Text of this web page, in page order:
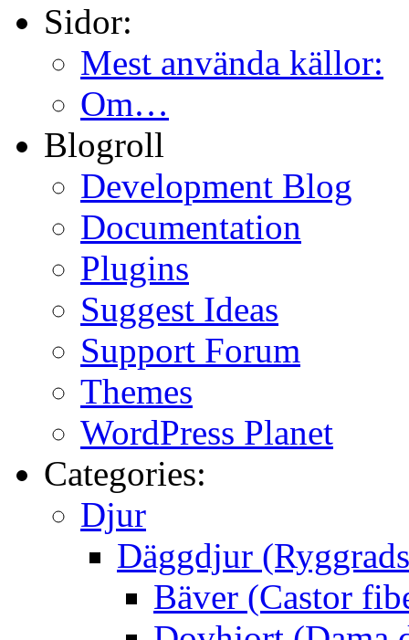
Sidor:
Mest använda källor:
Om…
Blogroll
Development Blog
Documentation
Plugins
Suggest Ideas
Support Forum
Themes
WordPress Planet
Categories:
Djur
Däggdjur
Bäver (Castor